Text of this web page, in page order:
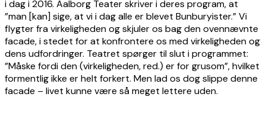
i dag i 2016. Aalborg Teater skriver i deres program, at
”man [kan] sige, at vi i dag alle er blevet Bunburyister.” Vi
flygter fra virkeligheden og skjuler os bag den ovennævnte
facade, i stedet for at konfrontere os med virkeligheden og
dens udfordringer. Teatret spørger til slut i programmet:
”Måske fordi den (virkeligheden, red.) er for grusom”, hvilket
formentlig ikke er helt forkert. Men lad os dog slippe denne
facade – livet kunne være så meget lettere uden.